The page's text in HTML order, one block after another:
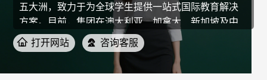
五大洲，致力于为全球学生提供一站式国际教育解决
方案。目前，集团在澳大利亚、加拿大、新加坡及中
国杭州均设有区域分部，形成了“双总部 多国联动”的
战略布局，以本土化服务团队为核心，精准对接各国
打开网站 咨询客服